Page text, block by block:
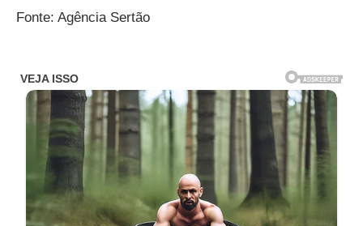
Fonte: Agência Sertão